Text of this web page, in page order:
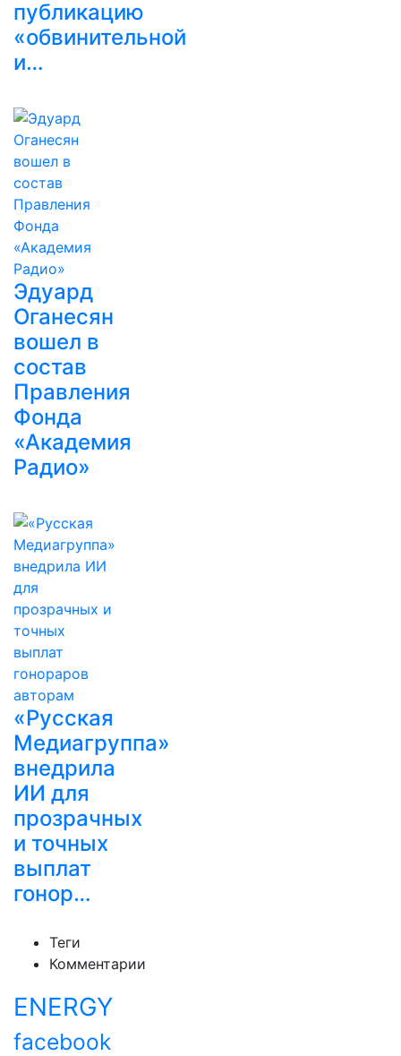
публикацию
«обвинительной
и…
Эдуард
Оганесян
вошел в
состав
Правления
Фонда
«Академия
Радио»
«Русская
Медиагруппа»
внедрила
ИИ для
прозрачных
и точных
выплат
гонор…
Теги
Комментарии
ENERGY
facebook